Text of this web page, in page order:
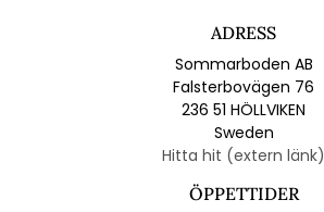
ADRESS
Sommarboden AB
Falsterbovägen 76
236 51 HÖLLVIKEN
Sweden
Hitta hit (extern länk)
ÖPPETTIDER